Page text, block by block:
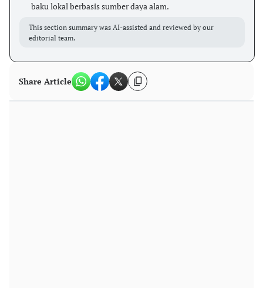
baku lokal berbasis sumber daya alam.
This section summary was AI-assisted and reviewed by our
editorial team.
Share Article